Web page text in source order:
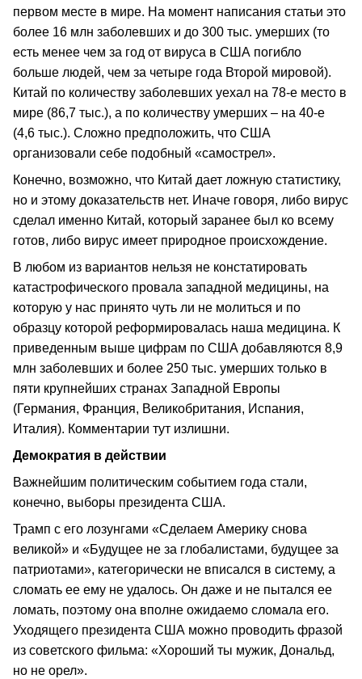
первом месте в мире. На момент написания статьи это
более 16 млн заболевших и до 300 тыс. умерших (то
есть менее чем за год от вируса в США погибло
больше людей, чем за четыре года Второй мировой).
Китай по количеству заболевших уехал на 78-е место в
мире (86,7 тыс.), а по количеству умерших – на 40-е
(4,6 тыс.). Сложно предположить, что США
организовали себе подобный «самострел».
Конечно, возможно, что Китай дает ложную статистику,
но и этому доказательств нет. Иначе говоря, либо вирус
сделал именно Китай, который заранее был ко всему
готов, либо вирус имеет природное происхождение.
В любом из вариантов нельзя не констатировать
катастрофического провала западной медицины, на
которую у нас принято чуть ли не молиться и по
образцу которой реформировалась наша медицина. К
приведенным выше цифрам по США добавляются 8,9
млн заболевших и более 250 тыс. умерших только в
пяти крупнейших странах Западной Европы
(Германия, Франция, Великобритания, Испания,
Италия). Комментарии тут излишни.
Демократия в действии
Важнейшим политическим событием года стали,
конечно, выборы президента США.
Трамп с его лозунгами «Сделаем Америку снова
великой» и «Будущее не за глобалистами, будущее за
патриотами», категорически не вписался в систему, а
сломать ее ему не удалось. Он даже и не пытался ее
ломать, поэтому она вполне ожидаемо сломала его.
Уходящего президента США можно проводить фразой
из советского фильма: «Хороший ты мужик, Дональд,
но не орел».